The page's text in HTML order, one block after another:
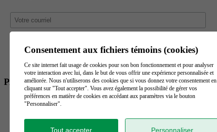
PARTENAIRES
Consentement aux fichiers témoins (cookies)
Ce site internet fait usage de cookies pour son bon fonctionnement et pour analyser
votre interaction avec lui, dans le but de vous offrir une expérience personnalisée et
améliorée. Nous n'utiliserons des cookies que si vous donnez votre consentement en
cliquant sur "Tout accepter". Vous avez également la possibilité de gérer vos
préférences en matière de cookies en accédant aux paramètres via le bouton
"Personnaliser".
Tout accepter Personnaliser